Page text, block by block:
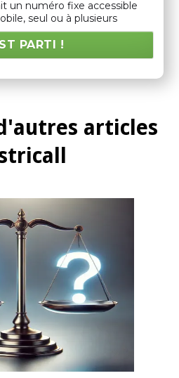
un numéro fixe accessible
seul ou à plusieurs
PARTI !
articles